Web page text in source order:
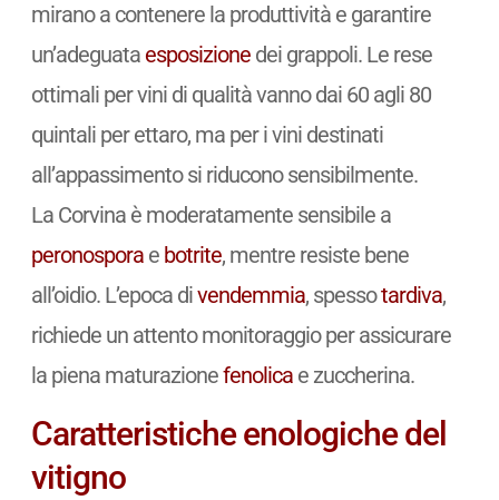
mirano a contenere la produttività e garantire
un’adeguata esposizionedei grappoli. Le rese
ottimali per vini di qualità vanno dai 60 agli 80
quintali per ettaro, ma per i vini destinati
all’appassimento si riducono sensibilmente.
La Corvina è moderatamente sensibile a
peronosporae botrite, mentre resiste bene
all’oidio. L’epoca divendemmia, spessotardiva,
richiede un attento monitoraggio per assicurare
la piena maturazionefenolicae zuccherina.
Caratteristiche enologiche del
vitigno